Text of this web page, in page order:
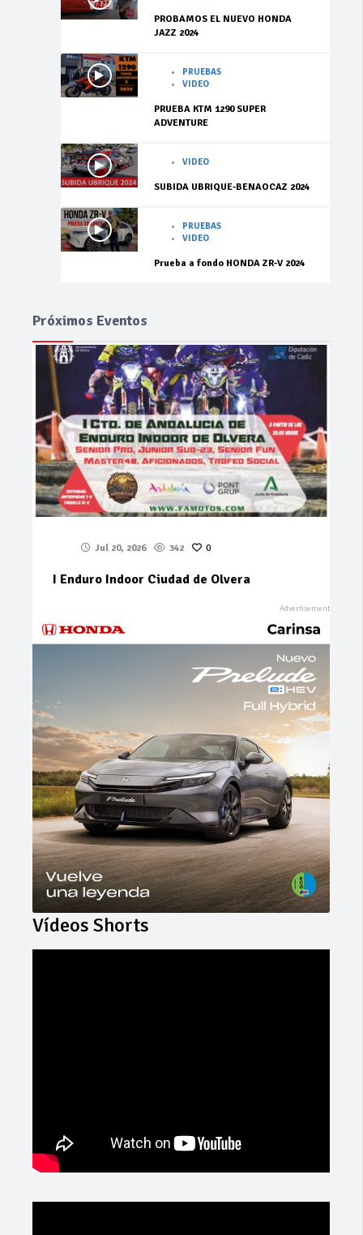
PROBAMOS EL NUEVO HONDA
JAZZ 2024
PRUEBAS
VIDEO
PRUEBA KTM 1290 SUPER
ADVENTURE
VIDEO
SUBIDA UBRIQUE-BENAOCAZ 2024
PRUEBAS
VIDEO
Prueba a fondo HONDA ZR-V 2024
Próximos Eventos
Jul 20, 2026 342 0
I Enduro Indoor Ciudad de Olvera
Vídeos Shorts